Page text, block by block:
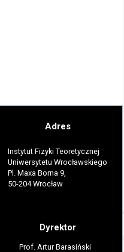
Adres
Instytut Fizyki Teoretycznej
Uniwersytetu Wrocławskiego
Pl. Maxa Borna 9,
50-204 Wrocław
Dyrektor
Prof. Artur Barasiński